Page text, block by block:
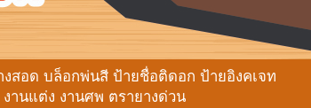
งสอด บล็อกพ่นสี ป้ายชื่อติดอก ป้ายอิงคเจท
านแต่ง งานศพ ตรายางด่วน